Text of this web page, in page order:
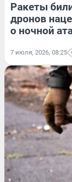
Ракеты
дронов
о ночной
7 июля, 2026, 08:25